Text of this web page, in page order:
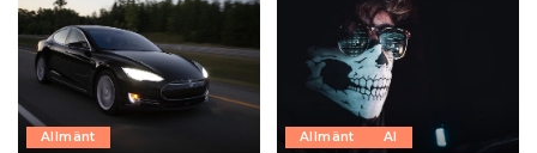
Allmänt Allmänt AI